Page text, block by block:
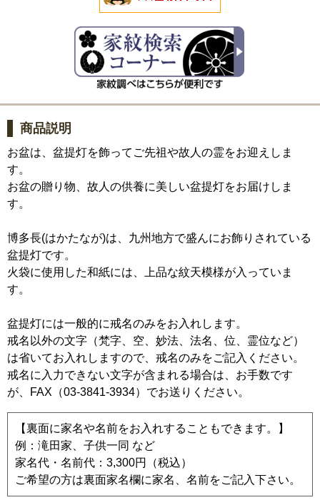
商品説明
お盆は、盆提灯を飾ってご先祖や故人の霊をお迎えしま
す。
お盆の贈り物、故人の供養に美しい盆提灯をお届けしま
す。
博多長(はかたなが)は、九州地方で盛んにお飾りされている
盆提灯です。
火袋に使用した和紙には、上品な紋天模様が入っていま
す。
盆提灯には一般的に戒名のみをお入れします。
戒名以外の文字（梵字、空、妙法、法名、位、霊位など）
は省いてお入れしますので、戒名のみをご記入ください。
戒名に入力できない文字が含まれる場合は、お手数です
が、FAX（03-3841-3934）でお送りください。
【裏面に家名や名前をお入れすることもできます。】
例：滝田家、子供一同 など
家名代・名前代：3,300円（税込）
ご希望の方は裏面家名欄に家名、名前をご記入下さい。